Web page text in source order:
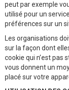
peut par exemple
utilisé pour un
préférences sur un
Les organisations
sur la façon dont
cookie qui n’est pas
vous donnent un
placé sur votre